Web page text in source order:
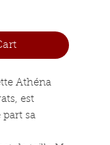
Athéna
est
part sa